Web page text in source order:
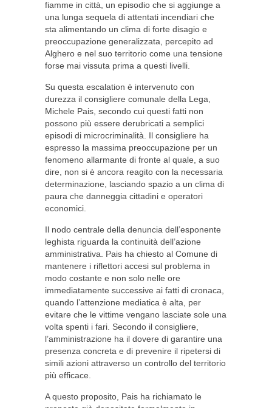
fiamme in città, un episodio che si aggiunge a
una lunga sequela di attentati incendiari che
sta alimentando un clima di forte disagio e
preoccupazione generalizzata, percepito ad
Alghero e nel suo territorio come una tensione
forse mai vissuta prima a questi livelli.
Su questa escalation è intervenuto con
durezza il consigliere comunale della Lega,
Michele Pais, secondo cui questi fatti non
possono più essere derubricati a semplici
episodi di microcriminalità. Il consigliere ha
espresso la massima preoccupazione per un
fenomeno allarmante di fronte al quale, a suo
dire, non si è ancora reagito con la necessaria
determinazione, lasciando spazio a un clima di
paura che danneggia cittadini e operatori
economici.
Il nodo centrale della denuncia dell’esponente
leghista riguarda la continuità dell’azione
amministrativa. Pais ha chiesto al Comune di
mantenere i riflettori accesi sul problema in
modo costante e non solo nelle ore
immediatamente successive ai fatti di cronaca,
quando l’attenzione mediatica è alta, per
evitare che le vittime vengano lasciate sole una
volta spenti i fari. Secondo il consigliere,
l’amministrazione ha il dovere di garantire una
presenza concreta e di prevenire il ripetersi di
simili azioni attraverso un controllo del territorio
più efficace.
A questo proposito, Pais ha richiamato le